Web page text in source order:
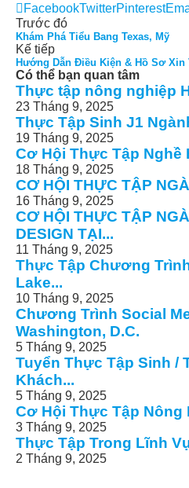
FacebookTwitterPinterest
Trước đó
Khám Phá Tiểu Bang Texas, Mỹ
Kế tiếp
Hướng Dẫn Điều Kiện & Hồ Sơ Xin
Có thể bạn quan tâm
Thực tập nông nghiệp
23 Tháng 9, 2025
Thực Tập Sinh J1
19 Tháng 9, 2025
Cơ Hội Thực Tập Nghề
18 Tháng 9, 2025
CƠ HỘI THỰC TẬP
16 Tháng 9, 2025
CƠ HỘI THỰC TẬP
DESIGN TẠI...
11 Tháng 9, 2025
Thực Tập Chương
Lake...
10 Tháng 9, 2025
Chương Trình Social
Washington, D.C.
5 Tháng 9, 2025
Tuyển Thực Tập Sinh /
Khách...
5 Tháng 9, 2025
Cơ Hội Thực Tập Nông
3 Tháng 9, 2025
Thực Tập Trong Lĩnh
2 Tháng 9, 2025